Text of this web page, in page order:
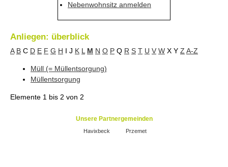
Nebenwohnsitz anmelden
Anliegen: überblick
A B C D E F G H I J K L M N O P Q R S T U V W X Y Z A-Z
Müll (= Müllentsorgung)
Müllentsorgung
Elemente 1 bis 2 von 2
Unsere Partnergemeinden
Havixbeck Przemet